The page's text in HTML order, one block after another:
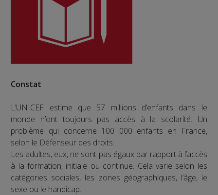
Constat
L’UNICEF estime que 57 millions d’enfants dans le
monde n’ont toujours pas accès à la scolarité. Un
problème qui concerne 100 000 enfants en France,
selon le Défenseur des droits.
Les adultes, eux, ne sont pas égaux par rapport à l’accès
à la formation, initiale ou continue. Cela varie selon les
catégories sociales, les zones géographiques, l’âge, le
sexe ou le handicap.